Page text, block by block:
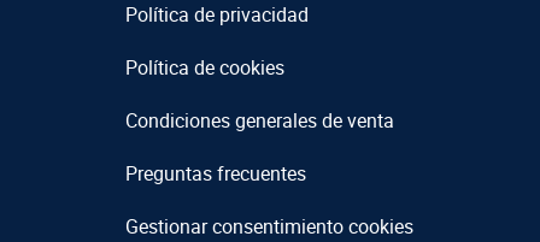
Política de privacidad
Política de cookies
Condiciones generales de venta
Preguntas frecuentes
Gestionar consentimiento cookies